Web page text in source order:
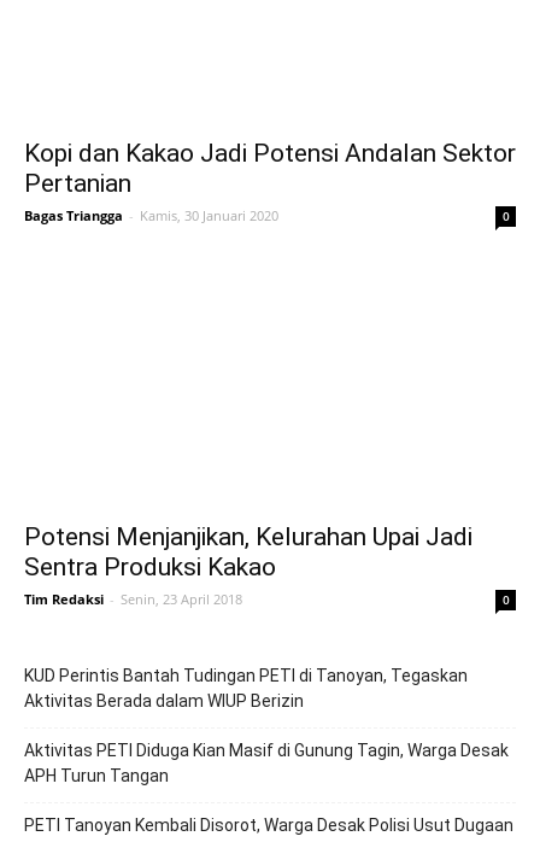
Kopi dan Kakao Jadi Potensi Andalan Sektor
Pertanian
Bagas Triangga - Kamis, 30 Januari 2020 0
Potensi Menjanjikan, Kelurahan Upai Jadi
Sentra Produksi Kakao
Tim Redaksi - Senin, 23 April 2018 0
KUD Perintis Bantah Tudingan PETI di Tanoyan, Tegaskan
Aktivitas Berada dalam WIUP Berizin
Aktivitas PETI Diduga Kian Masif di Gunung Tagin, Warga Desak
APH Turun Tangan
PETI Tanoyan Kembali Disorot, Warga Desak Polisi Usut Dugaan